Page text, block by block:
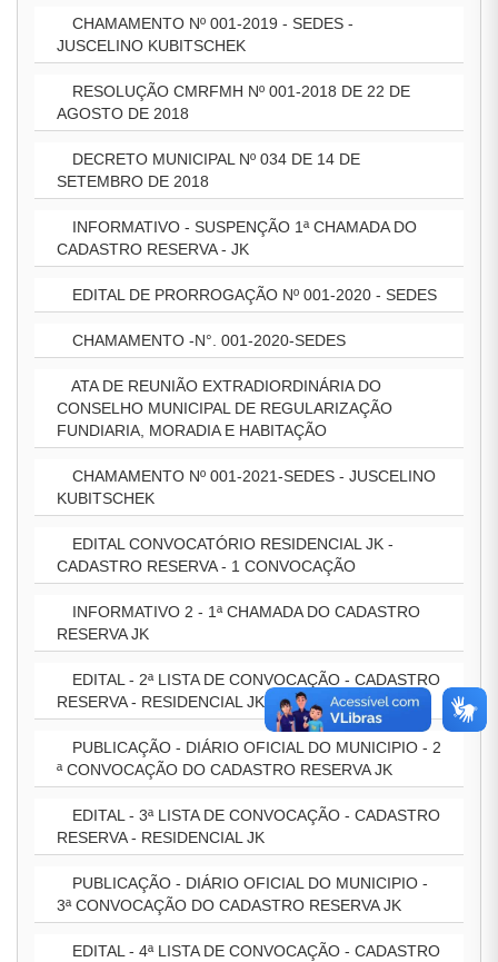
CHAMAMENTO Nº 001-2019 - SEDES -
JUSCELINO KUBITSCHEK
RESOLUÇÃO CMRFMH Nº 001-2018 DE 22 DE
AGOSTO DE 2018
DECRETO MUNICIPAL Nº 034 DE 14 DE
SETEMBRO DE 2018
INFORMATIVO - SUSPENÇÃO 1ª CHAMADA DO
CADASTRO RESERVA - JK
EDITAL DE PRORROGAÇÃO Nº 001-2020 - SEDES
CHAMAMENTO -N°. 001-2020-SEDES
ATA DE REUNIÃO EXTRADIORDINÁRIA DO
CONSELHO MUNICIPAL DE REGULARIZAÇÃO
FUNDIARIA, MORADIA E HABITAÇÃO
CHAMAMENTO Nº 001-2021-SEDES - JUSCELINO
KUBITSCHEK
EDITAL CONVOCATÓRIO RESIDENCIAL JK -
CADASTRO RESERVA - 1 CONVOCAÇÃO
INFORMATIVO 2 - 1ª CHAMADA DO CADASTRO
RESERVA JK
EDITAL - 2ª LISTA DE CONVOCAÇÃO - CADASTRO
RESERVA - RESIDENCIAL JK
PUBLICAÇÃO - DIÁRIO OFICIAL DO MUNICIPIO - 2
ª CONVOCAÇÃO DO CADASTRO RESERVA JK
EDITAL - 3ª LISTA DE CONVOCAÇÃO - CADASTRO
RESERVA - RESIDENCIAL JK
PUBLICAÇÃO - DIÁRIO OFICIAL DO MUNICIPIO -
3ª CONVOCAÇÃO DO CADASTRO RESERVA JK
EDITAL - 4ª LISTA DE CONVOCAÇÃO - CADASTRO